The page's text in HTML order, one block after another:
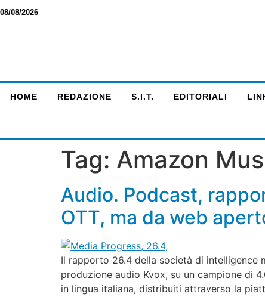
08/08/2026
HOME REDAZIONE S.I.T. EDITORIALI
Tag: Amazon
Audio. Podcast,
OTT, ma da web
Il rapporto 26.4 della società di intelligence
produzione audio Kvox, su un campione di
in lingua italiana, distribuiti attraverso la